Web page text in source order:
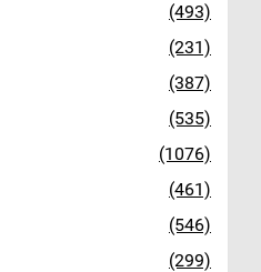
(493)
(231)
(387)
(535)
(1076)
(461)
(546)
(299)